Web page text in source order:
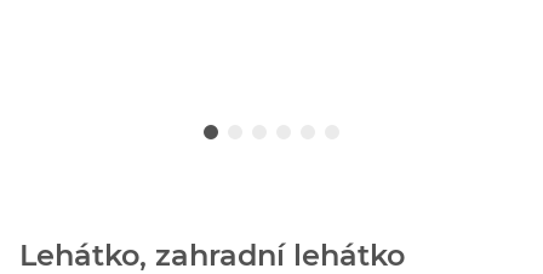
Lehátko, zahradní lehátko